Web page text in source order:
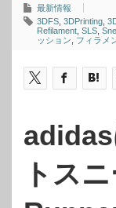
最新情報
3DFS 3DPrinting
Refilament SLS
ッション
フィラメ
トス